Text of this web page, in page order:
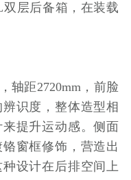
双层后备箱，在装载
轴距2720mm，前脸
识度，整体造型相
提升运动感。侧面
窗框修饰，营造出
设计在后排空间上